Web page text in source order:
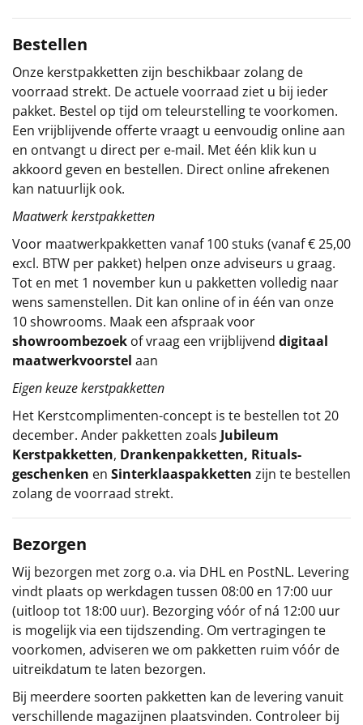
Particulier
Kerstgeschenken 2026
Relatiegeschenken
Cadeaubon
Per stuk
Alle overige
Bestellen
Onze kerstpakketten zijn beschikbaar zolang de
voorraad strekt. De actuele voorraad ziet u bij ieder
pakket. Bestel op tijd om teleurstelling te voorkomen.
Een vrijblijvende offerte vraagt u eenvoudig online aan
en ontvangt u direct per e-mail. Met één klik kun u
akkoord geven en bestellen. Direct online afrekenen
kan natuurlijk ook.
Maatwerk kerstpakketten
Voor maatwerkpakketten vanaf 100 stuks (vanaf € 25,00
excl. BTW per pakket) helpen onze adviseurs u graag.
Tot en met 1 november kun u pakketten volledig naar
wens samenstellen. Dit kan online of in één van onze
10 showrooms. Maak een afspraak voor
showroombezoek of vraag een vrijblijvend digitaal
maatwerkvoorstel aan
Eigen keuze kerstpakketten
Het Kerstcomplimenten-concept is te bestellen tot 20
december. Ander pakketten zoals Jubileum
Kerstpakketten, Drankenpakketten, Rituals-
geschenken en Sinterklaaspakketten zijn te bestellen
zolang de voorraad strekt.
Bezorgen
Wij bezorgen met zorg o.a. via DHL en PostNL. Levering
vindt plaats op werkdagen tussen 08:00 en 17:00 uur
(uitloop tot 18:00 uur). Bezorging vóór of ná 12:00 uur
is mogelijk via een tijdszending. Om vertragingen te
voorkomen, adviseren we om pakketten ruim vóór de
uitreikdatum te laten bezorgen.
Bij meerdere soorten pakketten kan de levering vanuit
verschillende magazijnen plaatsvinden. Controleer bij